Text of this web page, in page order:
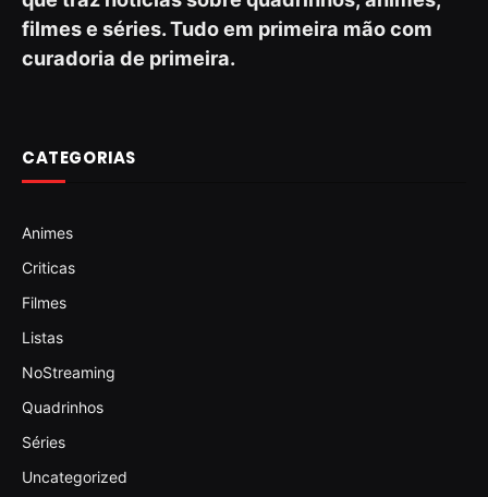
filmes e séries. Tudo em primeira mão com
curadoria de primeira.
CATEGORIAS
Animes
Criticas
Filmes
Listas
NoStreaming
Quadrinhos
Séries
Uncategorized